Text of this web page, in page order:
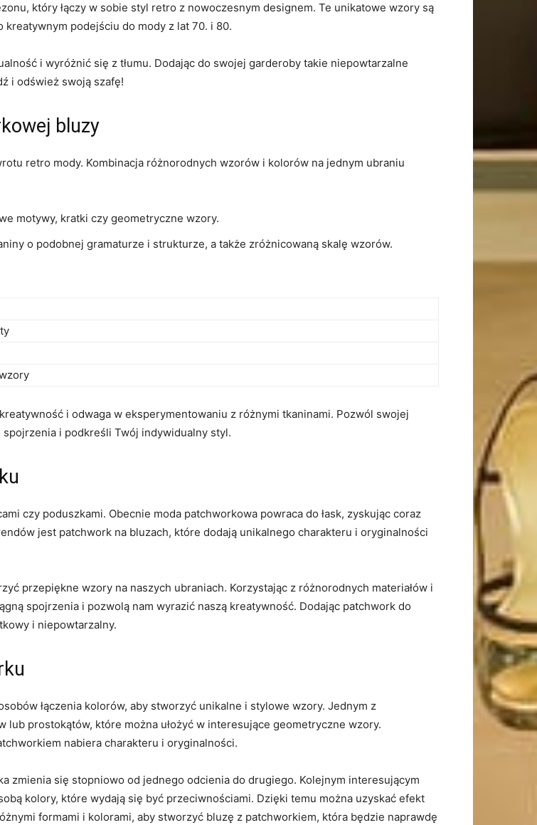
który łączy w sobie styl retro z​ nowoczesnym ‌designem. Te unikatowe⁤ wzory ​są⁣
podejściu do mody z​ lat 70. i⁣ 80.
i wyróżnić się ‌z tłumu. Dodając do⁤ swojej garderoby takie niepowtarzalne
i odśwież ‍swoją szafę!
bluzy
retro mody. Kombinacja różnorodnych wzorów i kolorów na jednym ubraniu
motywy, kratki czy ⁣geometryczne wzory.
o podobnej gramaturze ⁢i strukturze, a także zróżnicowaną⁢ skalę wzorów.
i odwaga w eksperymentowaniu z różnymi tkaninami. Pozwól swojej
i⁢ podkreśli Twój ⁢indywidualny styl.
czy poduszkami. Obecnie moda patchworkowa⁢ powraca⁢ do łask, ​zyskując coraz
jest patchwork‌ na bluzach, które dodają⁣ unikalnego charakteru i oryginalności
przepiękne wzory ​na ⁤naszych⁢ ubraniach. Korzystając z różnorodnych ⁢materiałów ‌i
spojrzenia i pozwolą nam ‌wyrazić naszą kreatywność. Dodając patchwork do​
i niepowtarzalny.
łączenia kolorów, aby⁤ stworzyć ​unikalne i ‌stylowe ⁣wzory. Jednym z
prostokątów, które można ułożyć w‍ interesujące geometryczne wzory.⁣
nabiera charakteru i oryginalności.
zmienia się stopniowo od jednego odcienia do drugiego. Kolejnym‍ interesującym
kolory,​ które wydają się być przeciwnościami. Dzięki temu można ⁤uzyskać ⁣efekt
formami ‌i kolorami, aby stworzyć ⁤bluzę z patchworkiem, która będzie⁣ naprawdę